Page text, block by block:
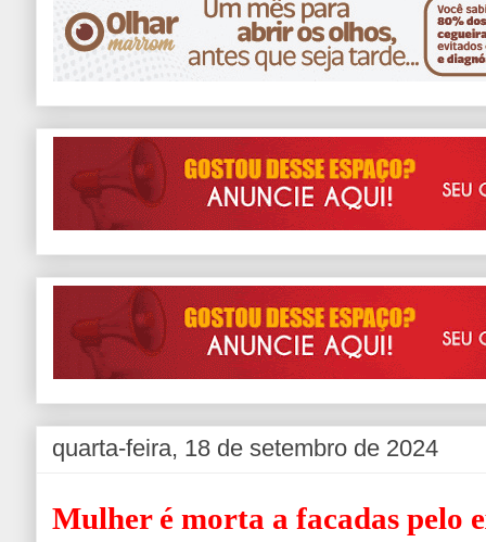
quarta-feira, 18 de setembro de 2024
Mulher é morta a facadas pelo